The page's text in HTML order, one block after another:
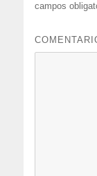
campos